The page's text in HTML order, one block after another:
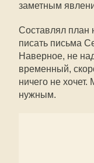
заметным
Составлял план
писать письма
Наверное, не
временный,
ничего не хочет.
нужным.